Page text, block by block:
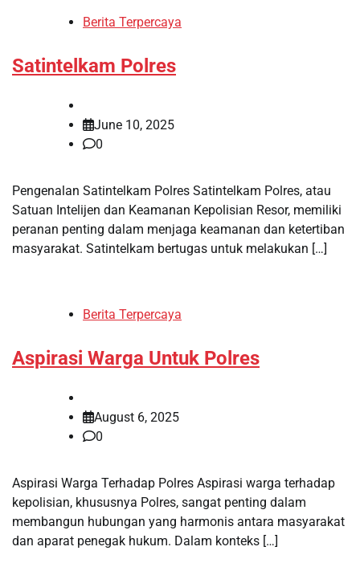
Berita Terpercaya
Satintelkam Polres
June 10, 2025
0
Pengenalan Satintelkam Polres Satintelkam Polres, atau
Satuan Intelijen dan Keamanan Kepolisian Resor, memiliki
peranan penting dalam menjaga keamanan dan ketertiban
masyarakat. Satintelkam bertugas untuk melakukan […]
Berita Terpercaya
Aspirasi Warga Untuk Polres
August 6, 2025
0
Aspirasi Warga Terhadap Polres Aspirasi warga terhadap
kepolisian, khususnya Polres, sangat penting dalam
membangun hubungan yang harmonis antara masyarakat
dan aparat penegak hukum. Dalam konteks […]